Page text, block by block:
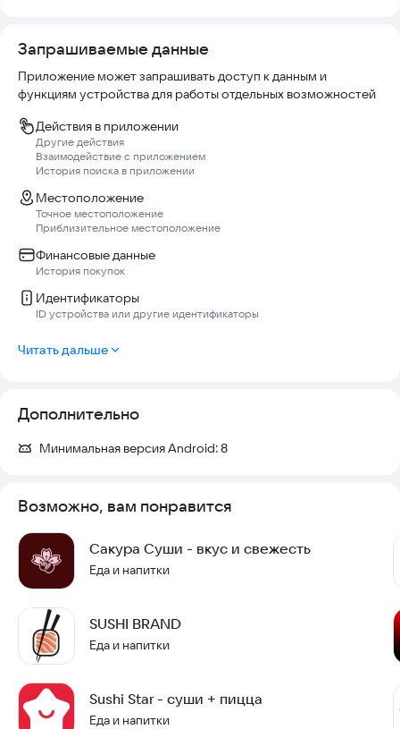
Запрашиваемые данные
Приложение может запрашивать доступ к данным и
функциям устройства для работы отдельных возможностей
Действия в приложении
Другие действия
Взаимодействие с приложением
История поиска в приложении
Местоположение
Точное местоположение
Приблизительное местоположение
Финансовые данные
История покупок
Идентификаторы
ID устройства или другие идентификаторы
Читать дальше
Дополнительно
Минимальная версия Android:8
Возможно, вам понравится
Сакура Суши - вкус и свежесть
Еда и напитки
SUSHI BRAND
Еда и напитки
Sushi Star - суши + пицца
Еда и напитки